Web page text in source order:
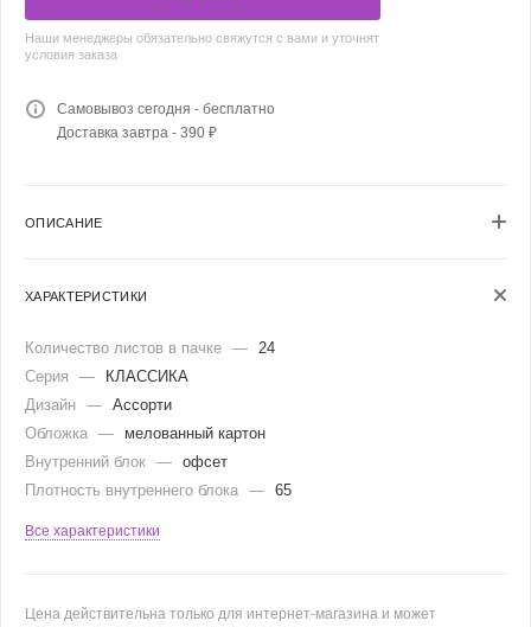
Наши менеджеры обязательно свяжутся с вами и уточнят
условия заказа
Самовывоз сегодня - бесплатно
Доставка завтра - 390 ₽
ОПИСАНИЕ
ХАРАКТЕРИСТИКИ
Количество листов в пачке —
24
Серия
—
КЛАССИКА
Дизайн — Ассорти
Обложка —
мелованный картон
Внутренний блок — офсет
Плотность внутреннего блока — 65
Все характеристики
Цена действительна только для интернет-магазина и может